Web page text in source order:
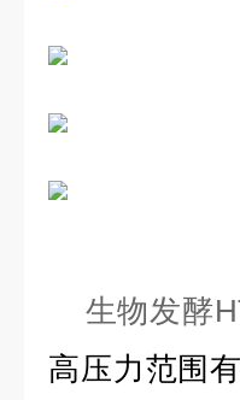
生物发酵
高压力范围